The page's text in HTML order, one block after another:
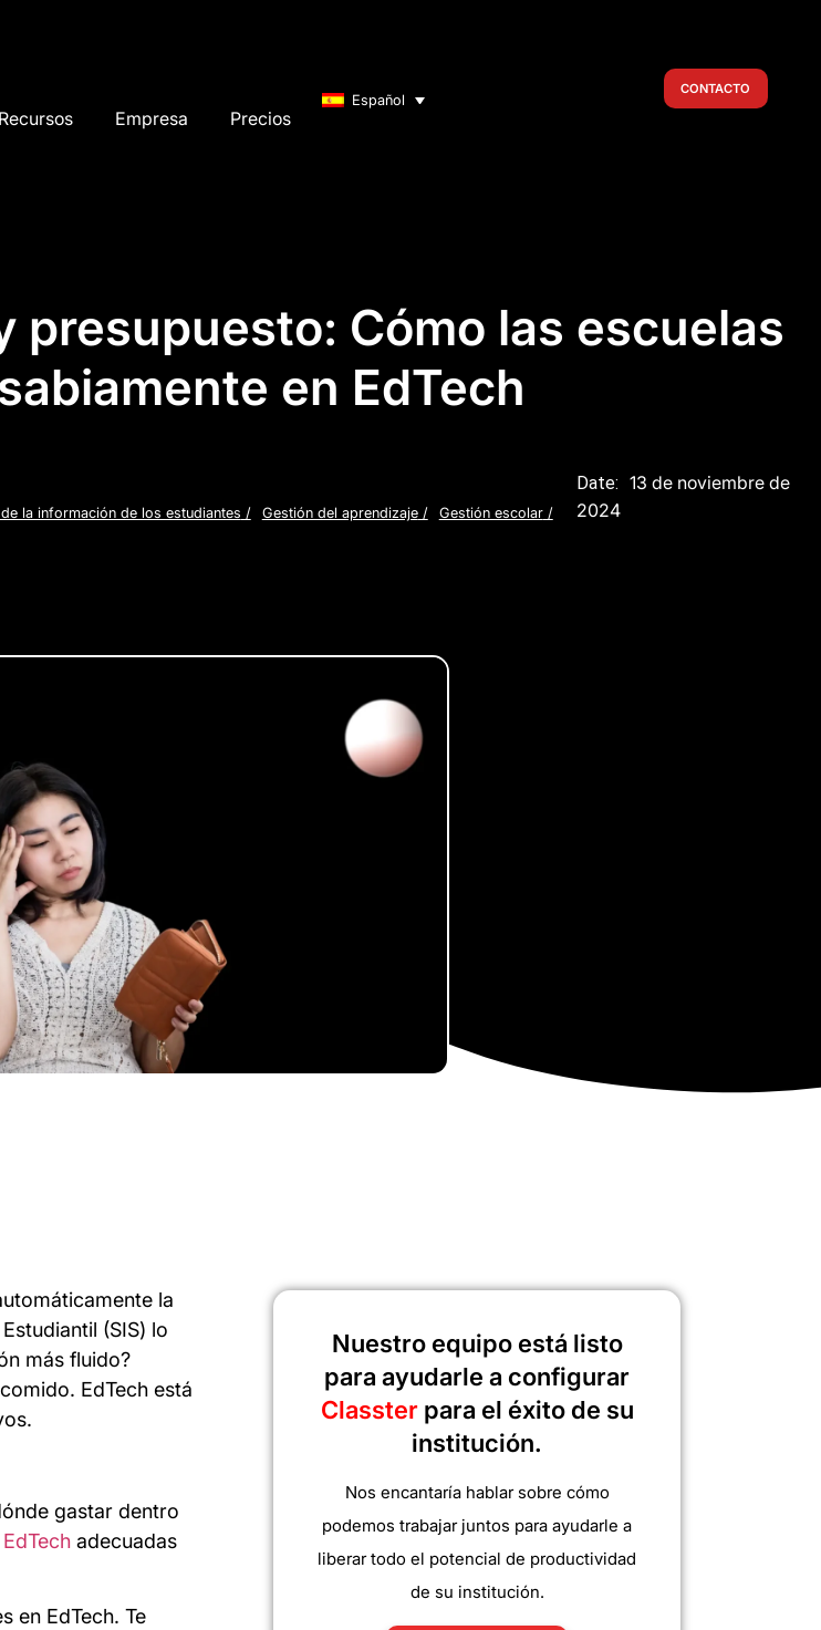
Recursos Empresa Precios
Español
CONTACTO
presupuesto: Cómo las escuelas
en EdTech
la información de los estudiantes / Gestión del aprendizaje/ Gestión escolar/
Date: 13 de noviembre de
2024
la
(SIS) lo
más fluido?
EdTech está
gastar dentro
adecuadas
en EdTech. Te
Nuestro equipo está listo
para ayudarle a configurar
Classter para el éxito de su
institución.
Nos encantaría hablar sobre cómo
podemos trabajar juntos para ayudarle a
liberar todo el potencial de productividad
de su institución.